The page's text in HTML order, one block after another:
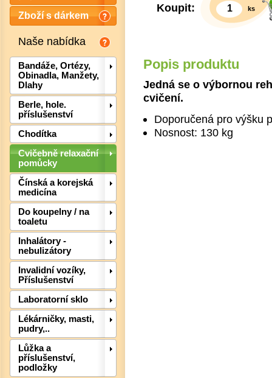
Zboží s dárkem
Naše nabídka
Bandáže, Ortézy,
Obinadla, Manžety,
Dlahy
Berle, hole.
příslušenství
Chodítka
Cvičebně relaxační
pomůcky
Čínská a korejská
medicína
Do koupelny / na
toaletu
Inhalátory -
nebulizátory
Invalidní vozíky,
Příslušenství
Laboratorní sklo
Lékárničky, masti,
pudry,..
Lůžka a
příslušenství,
podložky
Koupit: ks
Popis produktu
Jedná se o výbornou
cvičení.
Doporučená pro výšku
Nosnost: 130 kg